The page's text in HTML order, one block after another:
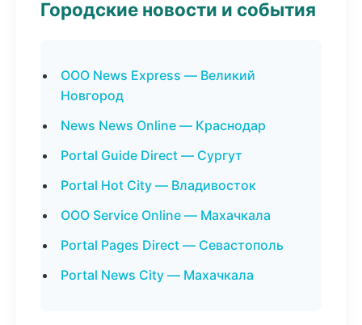
Городские новости и события
ООО News Express — Великий
Новгород
News News Online — Краснодар
Portal Guide Direct — Сургут
Portal Hot City — Владивосток
ООО Service Online — Махачкала
Portal Pages Direct — Севастополь
Portal News City — Махачкала